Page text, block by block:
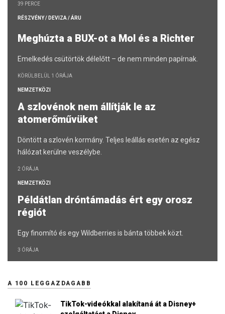
39 PERCE
RÉSZVÉNY / DEVIZA / ÁRU
Meghúzta a BUX-ot a Mol és a Richter
Emelkedés csütörtök délelőtt – de nem minden papírnak.
KÖRÜLBELÜL 1 ÓRÁJA
NEMZETKÖZI
A szlovénok nem állítják le az
atomerőművüket
Döntött a szlovén kormány. Teljes leállás esetén az egész
hálózat kerülne veszélybe.
2 ÓRÁJA
NEMZETKÖZI
Példátlan dróntámadás ért egy orosz
régiót
Egy finomító és egy Wildberries is bánta többek közt.
3 ÓRÁJA
A 100 LEGGAZDAGABB
TikTok-videókkal alakítaná át a Disney+